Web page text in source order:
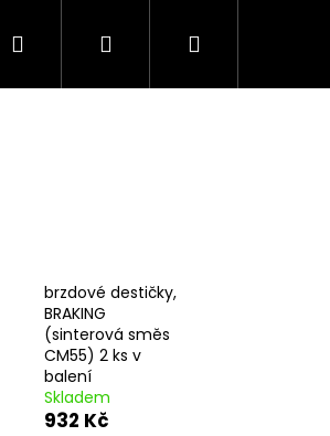
Příslušenství Dárkové
Hledat PřihlášeníNákupní
brzdové destičky,
BRAKING
(sinterová směs
CM55) 2 ks v
balení
Skladem
932 Kč